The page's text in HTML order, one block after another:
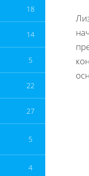
18
14
5
22
27
5
4